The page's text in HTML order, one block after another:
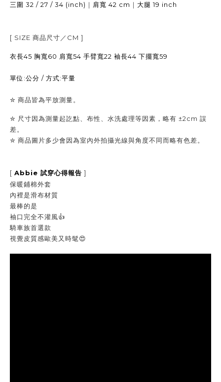
三圍 32 / 27 / 34 (inch) ｜ 肩寬 42 cm ｜ 大腿 19 inch
[ SIZE 商品尺寸／ CM ]
衣長45 胸寬60 肩寬54 手臂寬22 袖長44 下擺寬59
單位:公分 / 方式:平量
✮ 商品皆為平放測量。
✮ 尺寸因為測量起訖點、布性、水洗處理等因素，略有 ±2cm 誤
差。
✮ 商品圖片多少會因為室內外拍攝光線與角度不同而略有色差。
[ Abbie 試穿心得報告 ]
保暖鋪棉外套
內裡是滑布材質
最棒的是
袖口完全不灌風👍
騎車族首選款
視覺皮質感歐美又時髦😍